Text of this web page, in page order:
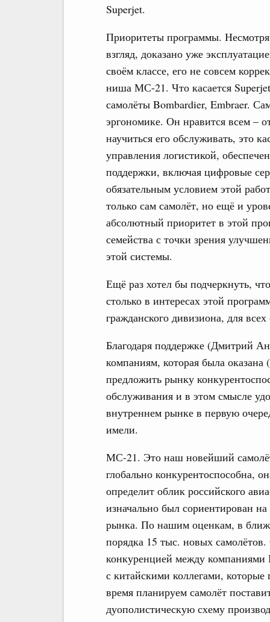
Superjet.
Приоритеты программы.
взгляд, доказано уже
своём классе, его не совсем
ниша МС-21. Что касается
самолёты Bombardier, Embraer.
эргономике. Он нравится всем –
научиться его обслуживать, это
управления логистикой,
поддержки, включая цифровые
обязательным условием этой
только сам самолёт, но ещё и
абсолютный приоритет в этой
семейства с точки зрения
этой системы.
Ещё раз хотел бы подчеркнуть,
столько в интересах этой
гражданского дивизиона, для
Благодаря поддержке (Дмитрий
компаниям, которая была
предложить рынку
обслуживания и в этом смысле
внутреннем рынке в первую
имели.
МС-21. Это наш новейший
глобально конкурентоспособна,
определит облик российского
изначально был сориентирован
рынка. По нашим оценкам, в
порядка 15 тыс. новых
конкуренцией между
с китайскими коллегами,
время планируем самолёт
дуополистическую схему